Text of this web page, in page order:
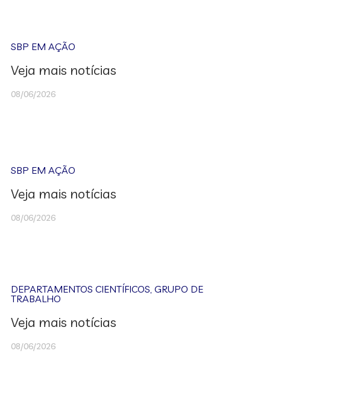
SBP EM AÇÃO
Veja mais notícias
08/06/2026
SBP EM AÇÃO
Veja mais notícias
08/06/2026
DEPARTAMENTOS CIENTÍFICOS,GRUPO DE
TRABALHO
Veja mais notícias
08/06/2026